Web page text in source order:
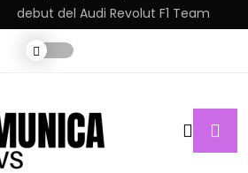
debut del Audi Revolut F1 Team